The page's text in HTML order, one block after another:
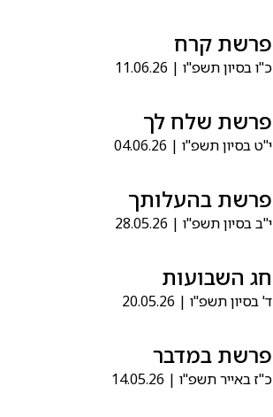
פרשת קרח
כ"ו בסיון תשפ"ו | 11.06.26
פרשת שלח לך
י"ט בסיון תשפ"ו | 04.06.26
פרשת בהעלותך
י"ב בסיון תשפ"ו | 28.05.26
חג השבועות
ד' בסיון תשפ"ו | 20.05.26
פרשת במדבר
כ"ז באייר תשפ"ו | 14.05.26